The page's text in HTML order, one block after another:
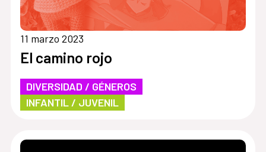
11 marzo 2023
El camino rojo
DIVERSIDAD / GÉNEROS
INFANTIL / JUVENIL